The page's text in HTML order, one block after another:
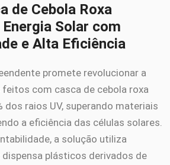
de Cebola Roxa
Solar com
e Alta Eficiência
promete revolucionar a
com casca de cebola roxa
dos raios UV, superando materiais
a eficiência das células solares.
a solução utiliza
plásticos derivados de